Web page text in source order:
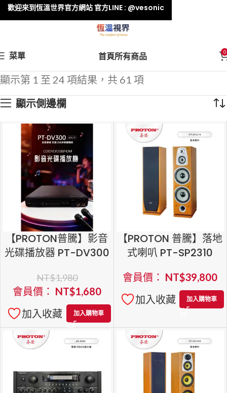
菜單 首頁所有商品 0
顯示第 1 至 24 項結果，共 61 項
顯示側邊欄
【PROTON普騰】影音
光碟播放器 PT-DV300
NT$1,980
會員價： NT$1,680
加入收藏
加入購物車
【PROTON 普騰】落地
式喇叭 PT-SP2310
會員價： NT$39,800
加入收藏
加入購物車
歡迎來到恆溫世界官方網站 官方LINE : @vesonic